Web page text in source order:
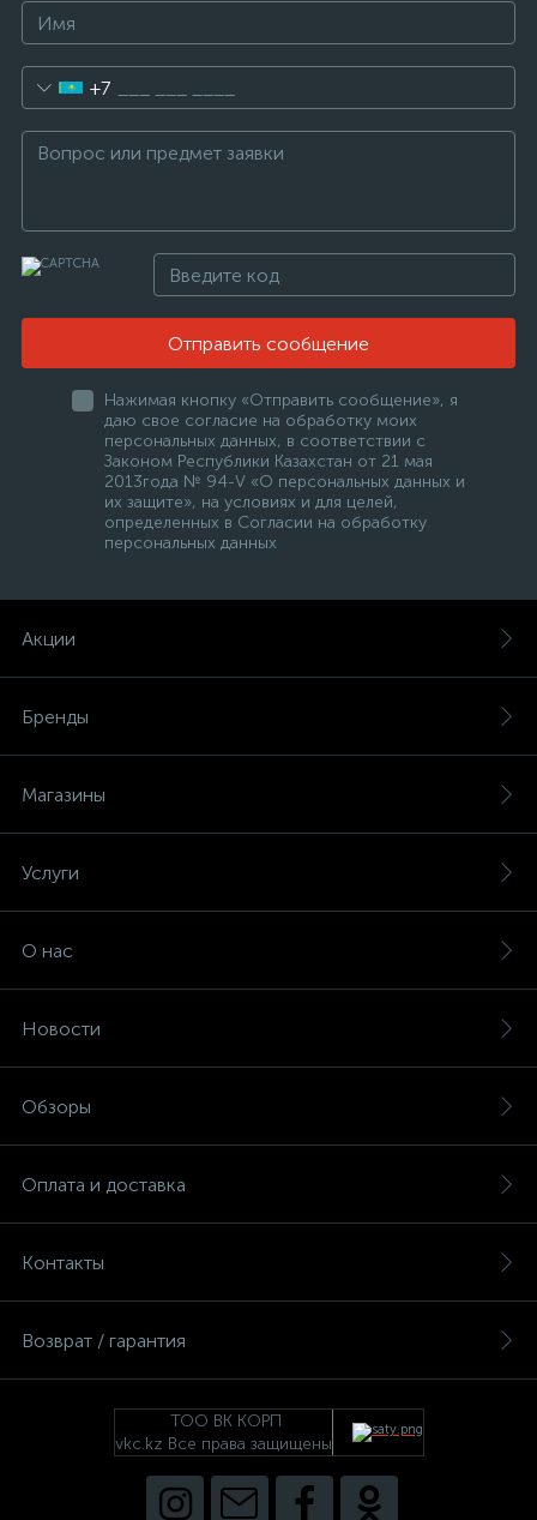
+7
Отправить сообщение
Нажимая кнопку «Отправить сообщение», я
даю свое согласие на обработку моих
персональных данных, в соответствии с
Законом Республики Казахстан от 21 мая
2013года № 94-V «О персональных данных и
их защите», на условиях и для целей,
определенных в Согласии на обработку
персональных данных
Акции
Бренды
Магазины
Услуги
О нас
Новости
Обзоры
Оплата и доставка
Контакты
Возврат / гарантия
ТОО ВК КОРП
vkc.kz Все права защищены